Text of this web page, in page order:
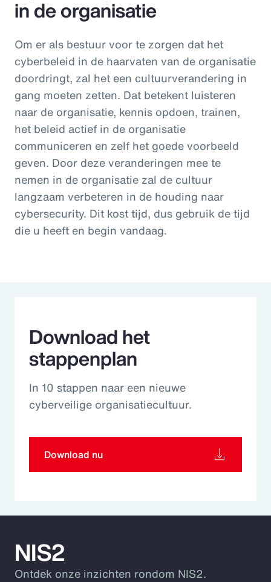
in de organisatie
Om er als bestuur voor te zorgen dat het
cyberbeleid in de haarvaten van de organisatie
doordringt, zal het een cultuurverandering in
gang moeten zetten. Dat betekent luisteren
naar de organisatie, kennis opdoen, trainen,
het beleid actief in de organisatie
communiceren en zelf het goede voorbeeld
geven. Door deze veranderingen mee te
nemen in de organisatie zal de cultuur
langzaam verbeteren in de houding naar
cybersecurity. Dit kost tijd, dus gebruik de tijd
die u heeft en begin vandaag.
Download het
stappenplan
In 10 stappen naar een nieuwe
cyberveilige organisatiecultuur.
Download nu
NIS2
Ontdek onze inzichten rondom NIS2.